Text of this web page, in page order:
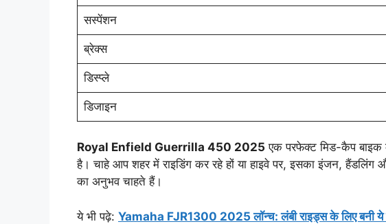
सस्पेंशन
ब्रेक्स
डिस्प्ले
डिजाइन
Royal Enfield Guerrilla 450 2025 एक परफेक्ट मिड-कैप बाइक
है। चाहे आप शहर में राइडिंग कर रहे हों या हाइवे पर, इसका इंजन, हैंडलिंग
का अनुभव चाहते हैं।
ये भी पढ़े: Yamaha FJR1300 2025 लॉन्च: लंबी राइड्स के लिए बनी ये